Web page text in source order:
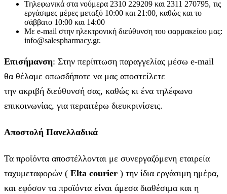
Τηλεφωνικά στα νούμερα 2310 229209 και 2311 270795, τις
εργάσιμες μέρες μεταξύ 10:00 και 21:00, καθώς και το
σάββατο 10:00 και 14:00
Με e-mail στην ηλεκτρονική διεύθυνση του φαρμακείου μας:
info@salespharmacy.gr.
Επισήμανση: Στην περίπτωση παραγγελίας μέσω e-mail
θα θέλαμε οπωσδήποτε να μας αποστείλετε
την ακριβή διεύθυνσή σας, καθώς κι ένα τηλέφωνο
επικοινωνίας, για περαιτέρω διευκρινίσεις.
Αποστολή Πανελλαδικά
Τα προϊόντα αποστέλλονται με συνεργαζόμενη εταιρεία
ταχυμεταφορών ( Elta courier ) την ίδια εργάσιμη ημέρα,
και εφόσον τα προϊόντα είναι άμεσα διαθέσιμα και η